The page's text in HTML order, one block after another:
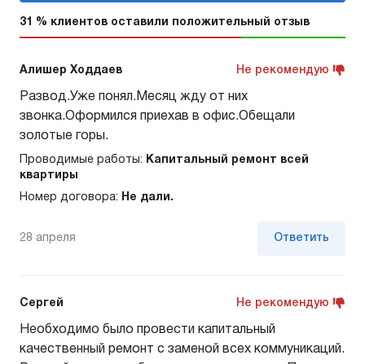
31 % клиентов оставили положительный отзыв
Алишер Ходдаев Не рекомендую
Развод.Уже понял.Месяц жду от них
звонка.Оформился приехав в офис.Обещали
золотые горы.
Проводимые работы:
Капитальный ремонт всей
квартиры
Номер договора: Не дали.
28 апреля Ответить
Сергей Не рекомендую
Необходимо было провести капитальный
качественный ремонт с заменой всех коммуникаций.